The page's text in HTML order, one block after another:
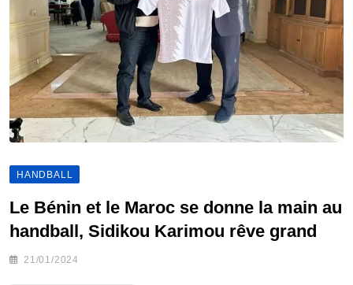
HANDBALL
Le Bénin et le Maroc se donne la main au
handball, Sidikou Karimou rêve grand
21/01/2024